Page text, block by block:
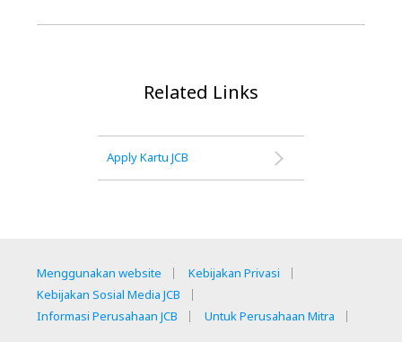
Related Links
Apply Kartu JCB
Menggunakan website
Kebijakan Privasi
Kebijakan Sosial Media JCB
Informasi Perusahaan JCB
Untuk Perusahaan Mitra